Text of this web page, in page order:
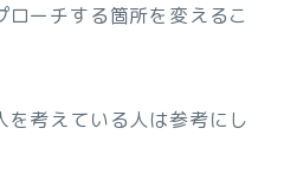
ーチする箇所を変えるこ
考えている人は参考にし